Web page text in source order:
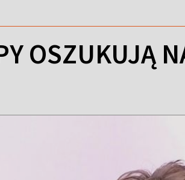
OSZUKUJĄ